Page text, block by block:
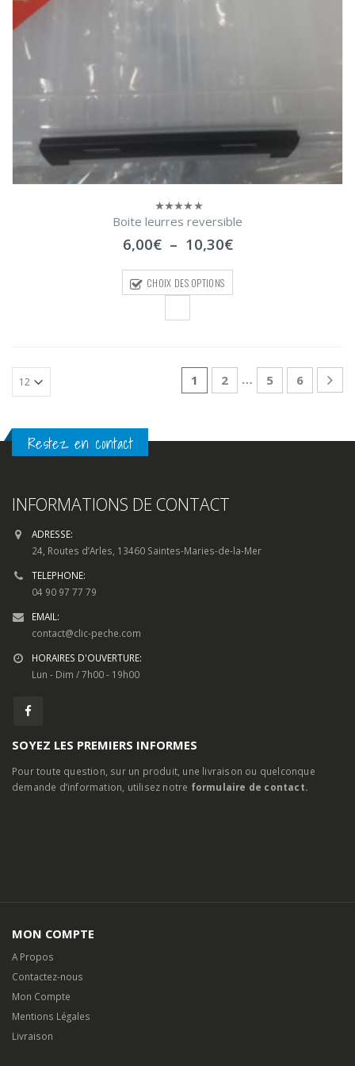
0
5
Boite leurres reversible
6,00€ – 10,30€Plage
prix :
à
CHOIX DES OPTIONS
1 2 … 5 6
Restez en contact
INFORMATIONS DE CONTACT
ADRESSE:
24, Routes d’Arles, 13460 Saintes-Maries-de-la-Mer
TELEPHONE:
04 90 97 77 79
EMAIL:
contact@clic-peche.com
HORAIRES D'OUVERTURE:
Lun - Dim / 7h00 - 19h00
SOYEZ LES PREMIERS INFORMES
Pour toute question, sur un produit, une livraison ou quelconque
demande d’information, utilisez notre formulaire de contact.
MON COMPTE
A Propos
Contactez-nous
Mon Compte
Mentions Légales
Livraison